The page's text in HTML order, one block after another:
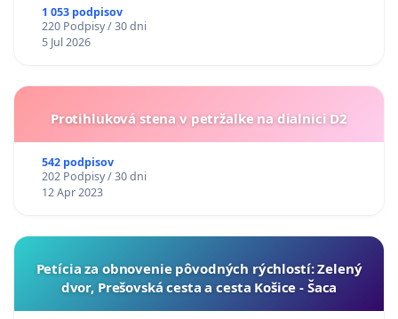
1 053 podpisov
220 Podpisy / 30 dni
5 Jul 2026
Protihluková stena v petržalke na dialnici D2
542 podpisov
202 Podpisy / 30 dni
12 Apr 2023
​Petícia za obnovenie pôvodných rýchlostí: Zelený
dvor, Prešovská cesta a cesta Košice - Šaca